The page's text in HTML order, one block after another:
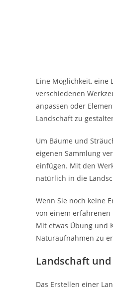
Eine Möglichkeit, eine
verschiedenen
anpassen oder
Landschaft zu
Um Bäume und
eigenen Sammlung
einfügen. Mit den
natürlich in die
Wenn Sie noch keine
von einem erfahrenen
Mit etwas Übung und
Naturaufnahmen zu
Landschaft
Das Erstellen einer